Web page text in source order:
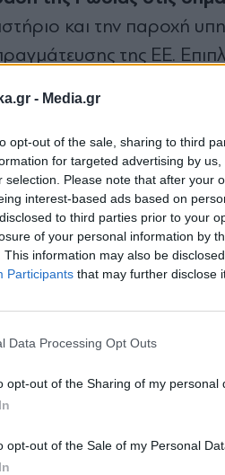
- Media.gr
opt-out of the sale, sharing to third
for targeted advertising by
selection. Please note that after your
interest-based ads based on
to third parties prior to your
of your personal information by
This information may also be
Participants that may further disclose
Data Processing Opt Outs
opt-out of the Sharing of my personal
opt-out of the Sale of my Personal
και την παροχή
της ΕΕ.
εισροές από τη
αξίες από Ρώσους
Αποθετήρια
τραπεζικής αγοράς
Θα αυξήσουν το κόστος
τη
η κρυφή περιουσία
την πώληση, την
στη
Αποδέχομαι τους